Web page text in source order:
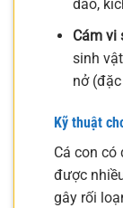
dào,
Cám vi
sinh
nở
Kỹ thuật
Cá con có
được
gây rối